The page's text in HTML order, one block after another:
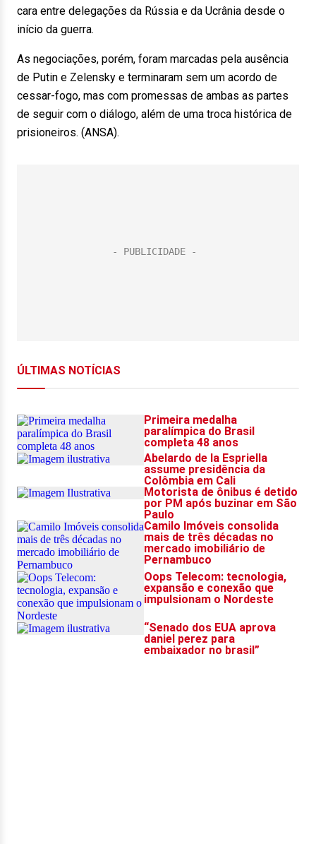
cara entre delegações da Rússia e da Ucrânia desde o
início da guerra.
As negociações, porém, foram marcadas pela ausência
de Putin e Zelensky e terminaram sem um acordo de
cessar-fogo, mas com promessas de ambas as partes
de seguir com o diálogo, além de uma troca histórica de
prisioneiros. (ANSA).